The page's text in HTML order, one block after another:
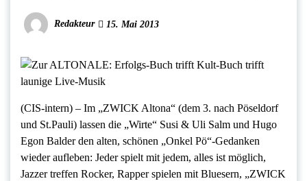
Redakteur 15. Mai 2013
(CIS-intern) – Im „ZWICK Altona“ (dem 3. nach Pöseldorf
und St.Pauli) lassen die „Wirte“ Susi & Uli Salm und Hugo
Egon Balder den alten, schönen „Onkel Pö“-Gedanken
wieder aufleben: Jeder spielt mit jedem, alles ist möglich,
Jazzer treffen Rocker, Rapper spielen mit Bluesern, „ZWICK